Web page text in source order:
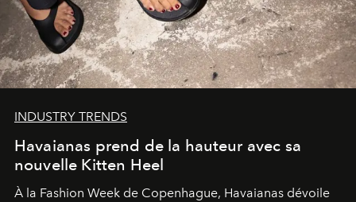
INDUSTRY TRENDS
Havaianas prend de la hauteur avec sa
nouvelle Kitten Heel
À la Fashion Week de Copenhague, Havaianas dévoile